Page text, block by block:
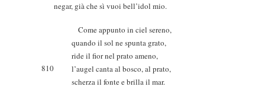
negar, già che sì vuoi bell’idol mio.
Come appunto in ciel sereno,
quando il sol ne spunta grato,
ride il fior nel prato ameno,
810
l’augel canta al bosco, al prato,
scherza il fonte e brilla il mar.